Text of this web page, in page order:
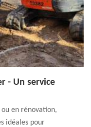
- Un service
en rénovation,
idéales pour